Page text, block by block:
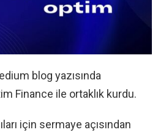
blog yazısında
Finance ile ortaklık kurdu.
için sermaye açısından